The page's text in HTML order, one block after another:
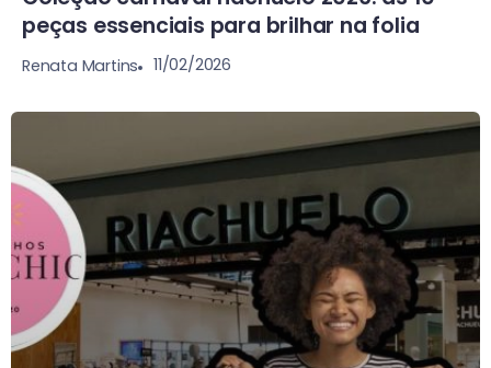
peças essenciais para brilhar na folia
Renata Martins 11/02/2026